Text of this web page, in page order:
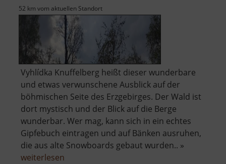
52 km vom aktuellen Standort
Vyhlídka Knuffelberg heißt dieser wunderbare
und etwas verwunschene Ausblick auf der
böhmischen Seite des Erzgebirges. Der Wald ist
dort mystisch und der Blick auf die Berge
wunderbar. Wer mag, kann sich in ein echtes
Gipfebuch eintragen und auf Bänken ausruhen,
die aus alte Snowboards gebaut wurden.. »
weiterlesen